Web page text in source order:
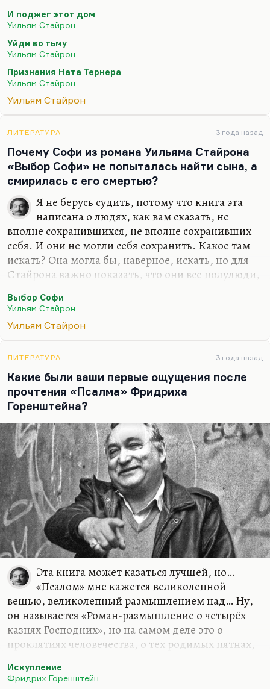
мировые вопросы. Если говорить о «Set This
House on Fire», то есть, как он у нас называется в
блистательном голышевском переводе — «И
поджег этот дом», мне представляется, что Ди
Лието — он не символ абсурда. Там это такой,
честно говоря, чудак, мягко сказать, который
постоянно попадает в автокатастрофы (вообще,
уже, один глаз у него. И в финале, когда вот
после всех…
И поджег этот дом
Уильям Стайрон
Уйди во тьму
Уильям Стайрон
Признания Ната Тернера
Уильям Стайрон
Уильям Стайрон
ЛИТЕРАТУРА 3 года назад
Почему Софи из романа Уильяма Стайрона
«Выбор Софи» не попыталась найти сына, а
смирилась с его смертью?
Я не берусь судить, потому что книга эта
написана о людях, как вам сказать, не
вполне сохранившихся, не вполне сохранивших
себя. И они не могли себя сохранить. Какое там
искать? Она могла бы, наверное, искать, но для
Стайрона важно показать, что они все полулюди,
жизни. Что это люди уже без сердца, что это
люди уже доживающие.
любви» примерно та же история, но только у
Стайрона, мне кажется, она жесточе рассказана,
потому что он там срывает слой за слоем с этой
истории. Вы обратите внимание, что фильм
Пакулы — не роман Стайрона, а именно
пакуловский фильм — последнее время многими
цитируется: Чухраем в…
Выбор Софи
Уильям Стайрон
Уильям Стайрон
ЛИТЕРАТУРА 3 года назад
Какие были ваши первые ощущения после
прочтения «Псалма» Фридриха
Горенштейна?
Эта книга может казаться лучшей, но…
«Псалом» мне кажется великолепной
вещью, великолепный размышлением над… Ну,
он называется «Роман-размышление о четырёх
казнях Господних», но на самом деле это о
проклятиях человечества, о тех родимых пятнах,
несёт на себе. Но я бы советовал вам прочесть
Искупление
Фридрих Горенштейн